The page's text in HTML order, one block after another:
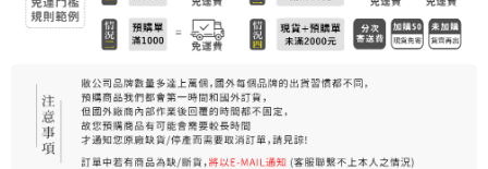
每筆NT$80，滿NT$999(含以上)免運費
每筆NT$100，滿NT$999(含以上)免運費
離島宅配（澎湖、金門、馬祖、小琉球）
每筆NT$250，滿NT$3,000(含以上)免運費